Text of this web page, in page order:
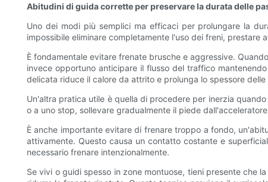
Abitudini di guida corrette per preservare la durata delle
Uno dei modi più semplici ma efficaci per prolungare la
impossibile eliminare completamente l'uso dei freni,
È fondamentale evitare frenate brusche e aggressive.
invece opportuno anticipare il flusso del traffico
delicata riduce il calore da attrito e prolunga lo spessore
Un'altra pratica utile è quella di procedere per inerzia
o a uno stop, sollevare gradualmente il piede
È anche importante evitare di frenare troppo a fondo,
attivamente. Questo causa un contatto costante e
necessario frenare intenzionalmente.
Se vivi o guidi spesso in zone montuose, tieni presente che